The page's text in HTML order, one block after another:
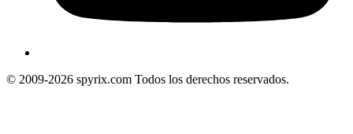
© 2009-2026 spyrix.com Todos los derechos reservados.